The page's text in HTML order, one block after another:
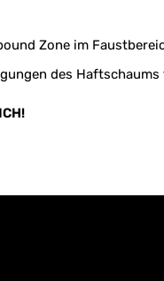
Zone im
des